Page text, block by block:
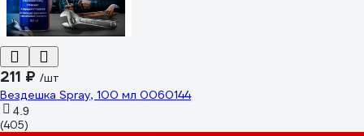
211 ₽ /шт
Вездешка Spray, 100 мл 0060144
4.9
(405)